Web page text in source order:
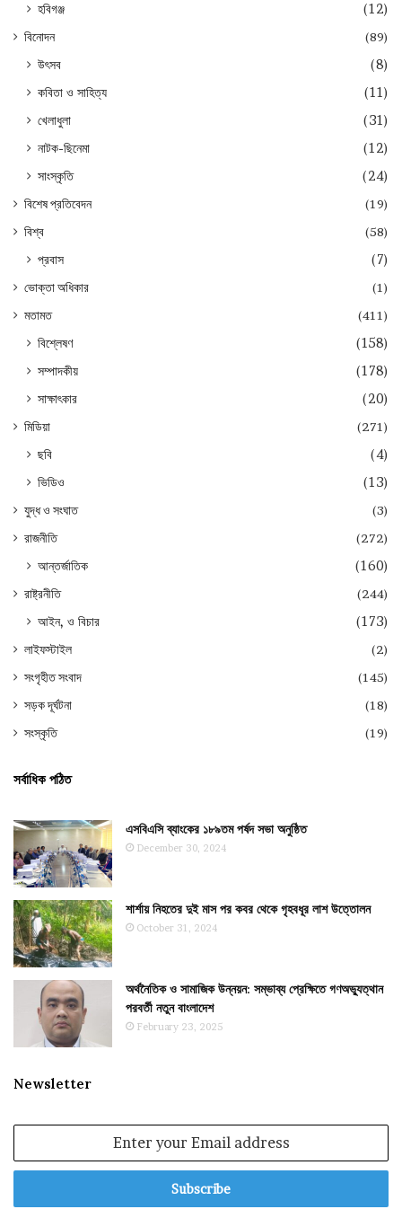
হবিগঞ্জ
(12)
বিনোদন (89)
উৎসব
(8)
কবিতা ও সাহিত্য
(11)
খেলাধুলা
(31)
নাটক-ছিনেমা
(12)
সাংস্কৃতি
(24)
বিশেষ প্রতিবেদন
(19)
বিশ্ব
(58)
প্রবাস (7)
ভোক্তা অধিকার
(1)
মতামত
(411)
বিশ্লেষণ
(158)
সম্পাদকীয়
(178)
সাক্ষাৎকার
(20)
মিডিয়া (271)
ছবি
(4)
ভিডিও
(13)
যুদ্ধ ও সংঘাত
(3)
রাজনীতি
(272)
আন্তর্জাতিক (160)
রাষ্ট্রনীতি (244)
আইন, ও বিচার (173)
লাইফস্টাইল
(2)
সংগৃহীত সংবাদ
(145)
সড়ক দূর্ঘটনা
(18)
সংস্কৃতি
(19)
সর্বাধিক পঠিত
এসবিএসি ব্যাংকের ১৮৯তম পর্ষদ সভা অনুষ্ঠিত
December 30, 2024
শার্শায় নিহতের দুই মাস পর কবর থেকে গৃহবধূর লাশ উত্তোলন
October 31, 2024
অর্থনৈতিক ও সামাজিক উন্নয়ন: সম্ভাব্য প্রেক্ষিতে গণঅভ্যুত্থান
পরবর্তী নতুন বাংলাদেশ
February 23, 2025
Newsletter
Email